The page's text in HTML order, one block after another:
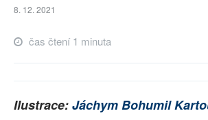
8. 12. 2021
čas čtení 1 minuta
Ilustrace:Jáchym Bohumil